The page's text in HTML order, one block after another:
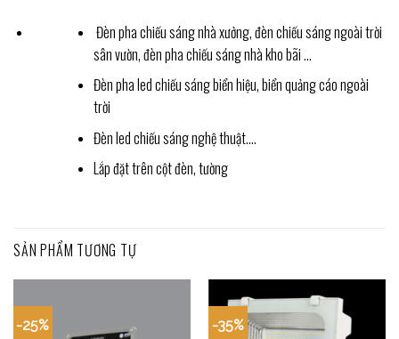
Đèn pha chiếu sáng nhà xưởng, đèn chiếu sáng ngoài trời
sân vườn, đèn pha chiếu sáng nhà kho bãi …
Đèn pha led chiếu sáng biển hiệu, biển quảng cáo ngoài
trời
Đèn led chiếu sáng nghệ thuật….
Lắp đặt trên cột đèn, tường
SẢN PHẨM TƯƠNG TỰ
-25% -35%